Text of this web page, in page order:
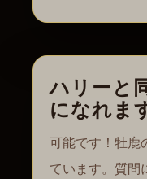
ハリーと
になれま
可能です！牡鹿
ています。質問